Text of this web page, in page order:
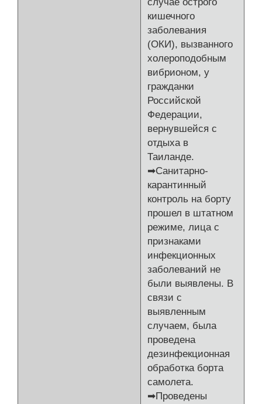
кишечного
заболевания
(ОКИ), вызванного
холероподобным
вибрионом, у
гражданки
Российской
Федерации,
вернувшейся с
отдыха в
Таиланде.
➡Санитарно-
карантинный
контроль на борту
прошел в штатном
режиме, лица с
признаками
инфекционных
заболеваний не
были выявлены. В
связи с
выявленным
случаем, была
проведена
дезинфекционная
обработка борта
самолета.
➡Проведены